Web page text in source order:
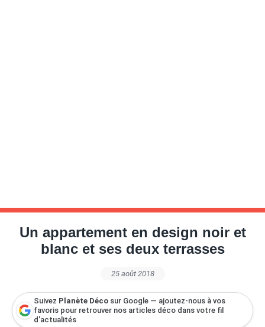
Un appartement en design noir et
blanc et ses deux terrasses
25 août 2018
Suivez Planète Déco sur Google — ajoutez-nous à vos
favoris pour retrouver nos articles déco dans votre fil
d'actualités